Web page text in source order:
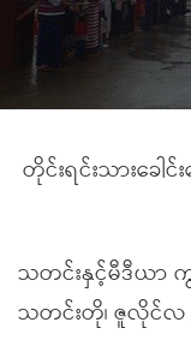
တိုင်းရင်းသားခေါ
သတင်းနှင့်မီဒီယာ
သတင်းတို၊ ဇူလိုင်လ